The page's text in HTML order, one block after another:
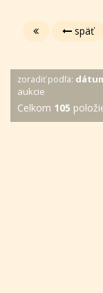
späť
zoradiť podľa:
aukcie
Celkom 105